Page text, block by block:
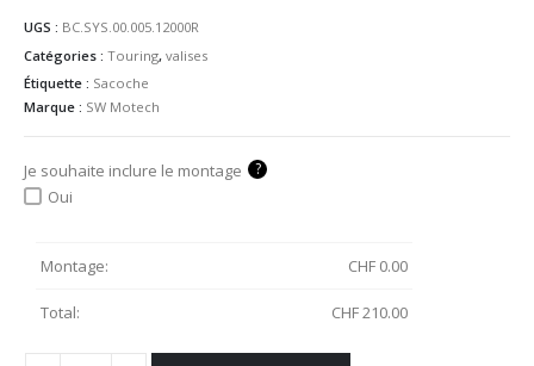
UGS : BC.SYS.00.005.12000R
Catégories : Touring, valises
Étiquette : Sacoche
Marque : SW Motech
Je souhaite inclure le montage ?
Oui
Montage: CHF 0.00
Total: CHF210.00